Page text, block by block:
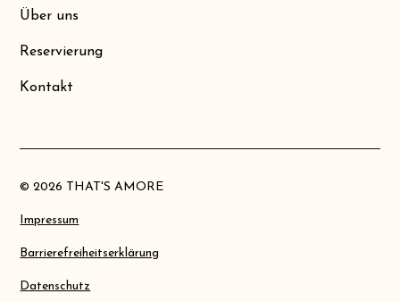
Über uns
Reservierung
Kontakt
© 2026 THAT'S AMORE
Impressum
Barrierefreiheitserklärung
Datenschutz